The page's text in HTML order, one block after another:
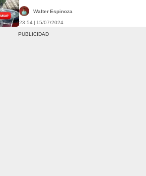
Walter Espinoza
23:54 | 15/07/2024